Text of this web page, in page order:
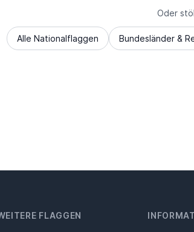
Oder
Alle Nationalflaggen Bundesländer &
FLAGGEN